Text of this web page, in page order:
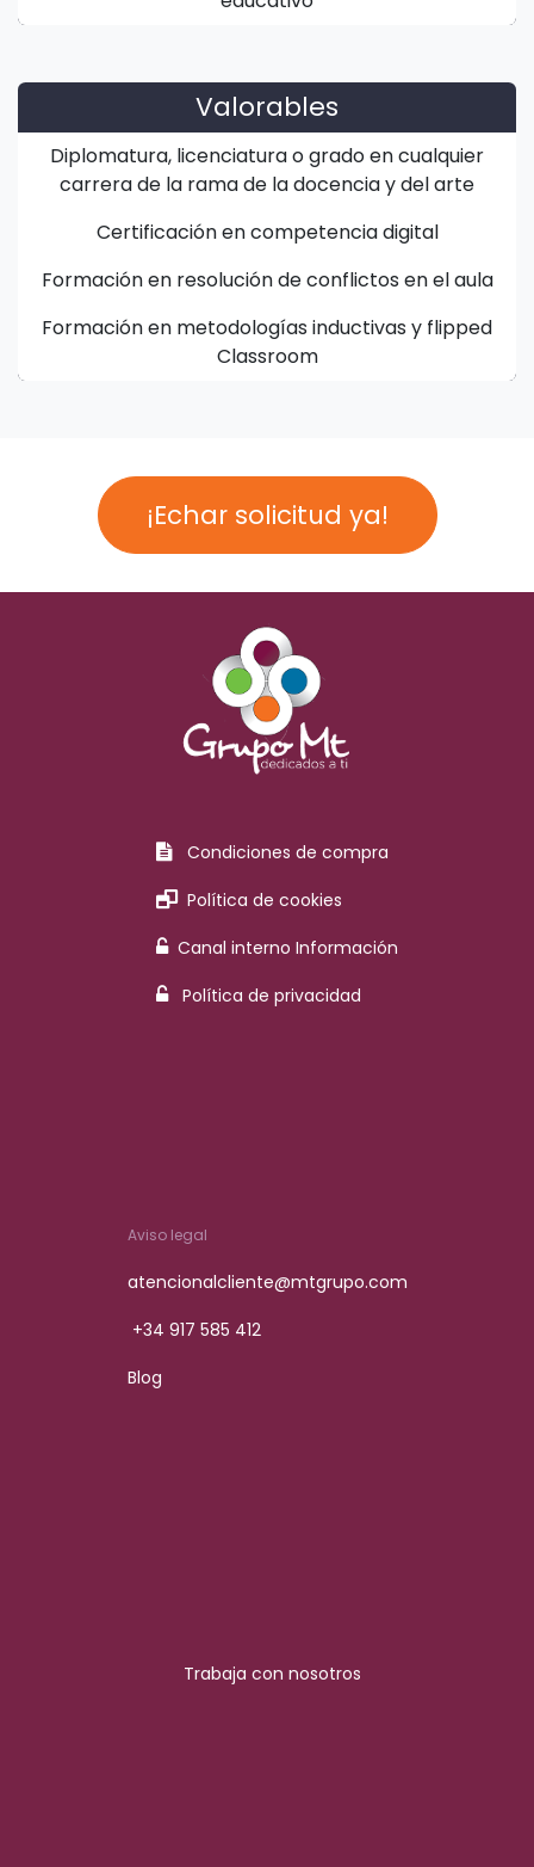
Valorables
Diplomatura, licenciatura o grado en cualquier
carrera de la rama de la docencia y del arte
Certificación en competencia digital
Formación en resolución de conflictos en el aula
Formación en metodologías inductivas y flipped
Classroom
¡Echar solicitud ya!
Condiciones de compra
Política de cookies
Canal interno Información
Política de privacidad
Aviso legal
atencionalcliente@mtgrupo.com
+34 917 585 412
Blog
Trabaja con nosotros